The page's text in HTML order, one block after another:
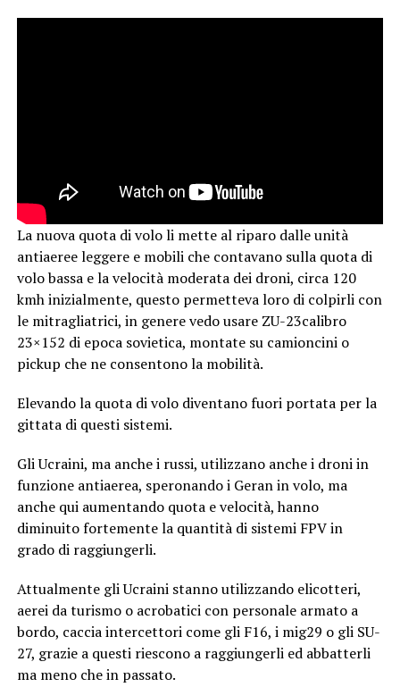
La nuova quota di volo li mette al riparo dalle unità
antiaeree leggere e mobili che contavano sulla quota di
volo bassa e la velocità moderata dei droni, circa 120
kmh inizialmente, questo permetteva loro di colpirli con
le mitragliatrici, in genere vedo usare ZU-23calibro
23×152 di epoca sovietica, montate su camioncini o
pickup che ne consentono la mobilità.
Elevando la quota di volo diventano fuori portata per la
gittata di questi sistemi.
Gli Ucraini, ma anche i russi, utilizzano anche i droni in
funzione antiaerea, speronando i Geran in volo, ma
anche qui aumentando quota e velocità, hanno
diminuito fortemente la quantità di sistemi FPV in
grado di raggiungerli.
Attualmente gli Ucraini stanno utilizzando elicotteri,
aerei da turismo o acrobatici con personale armato a
bordo, caccia intercettori come gli F16, i mig29 o gli SU-
27, grazie a questi riescono a raggiungerli ed abbatterli
ma meno che in passato.